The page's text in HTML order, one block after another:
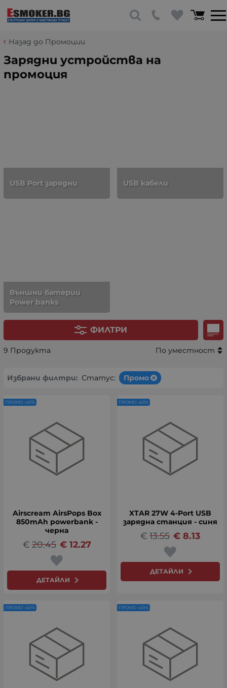
Назад до Промоции
Зарядни устройства на
промоция
USB Port зарядни USB кабели
Външни батерии
Power banks
ФИЛТРИ
9 Продукта По уместност
Избрани филтри: Статус: Промо
Airscream AirsPops Box
850mAh powerbank -
черна
20.45
€ 12.27
€
ДЕТАЙЛИ
ПРОМО -40%
XTAR 27W 4-Port USB
зарядна станция - синя
13.55
€ 8.13
€
ДЕТАЙЛИ
ПРОМО -40%
ПРОМО -40% ПРОМО -40%